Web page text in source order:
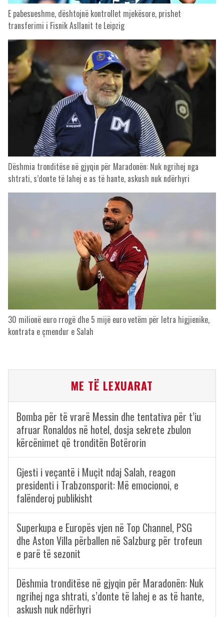
E pabesueshme, dështojnë kontrollet mjekësore, prishet
transferimi i Fisnik Asllanit te Leipzig
Dëshmia tronditëse në gjyqin për Maradonën: Nuk ngrihej nga
shtrati, s’donte të lahej e as të hante, askush nuk ndërhyri
30 milionë euro rrogë dhe 5 mijë euro vetëm për letra higjienike,
kontrata e çmendur e Salah
ME TË LEXUARAT
Bomba për të vrarë Messin dhe tentativa për t’iu
afruar Ronaldos në hotel, dosja sekrete zbulon
kërcënimet që tronditën Botërorin
Gjesti i veçantë i Muçit ndaj Salah, reagon
presidenti i Trabzonsporit: Më emocionoi, e
falënderoj publikisht
Superkupa e Europës vjen në Top Channel, PSG
dhe Aston Villa përballen në Salzburg për trofeun
e parë të sezonit
Dëshmia tronditëse në gjyqin për Maradonën: Nuk
ngrihej nga shtrati, s’donte të lahej e as të hante,
askush nuk ndërhyri